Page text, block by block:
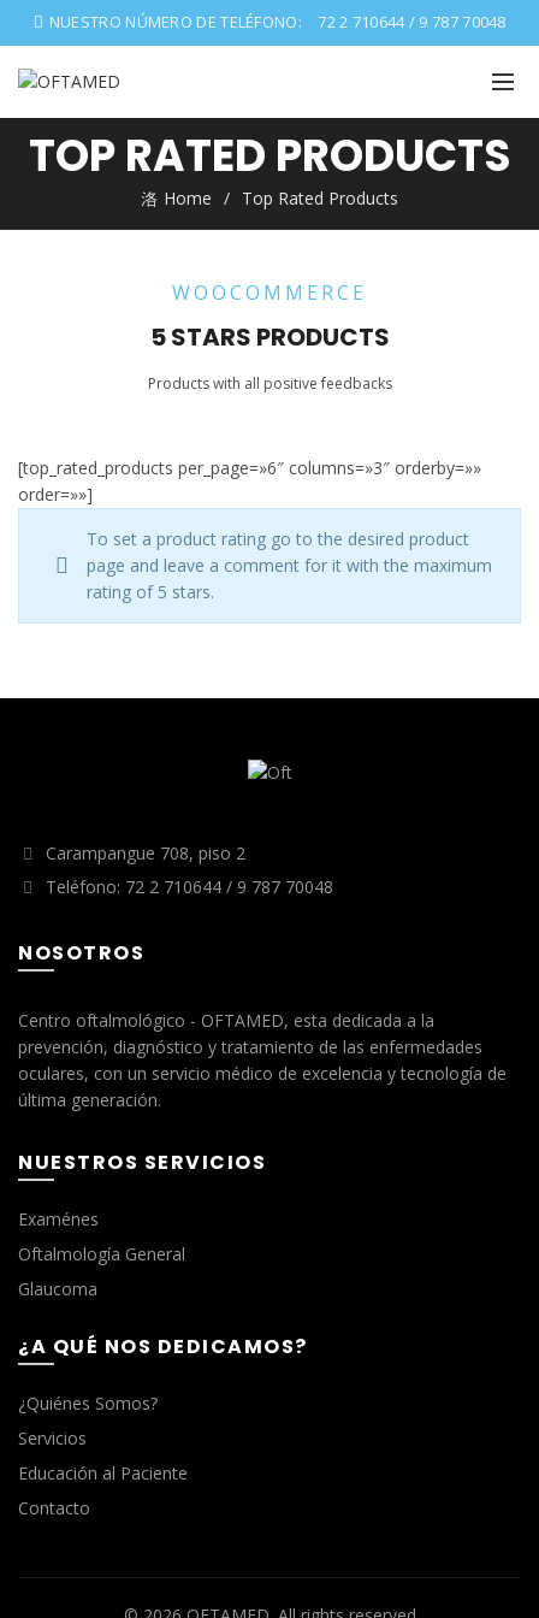
NUESTRO NÚMERO DE TELÉFONO: 72 2 710644 / 9 787 70048
TOP RATED PRODUCTS
Home Top Rated Products
WOOCOMMERCE
5 STARS PRODUCTS
Products with all positive feedbacks
[top_rated_products per_page=»6″ columns=»3″ orderby=»»
order=»»]
To set a product rating go to the desired product
page and leave a comment for it with the maximum
rating of 5 stars.
Carampangue 708, piso 2
Teléfono: 72 2 710644 / 9 787 70048
NOSOTROS
Centro oftalmológico - OFTAMED, esta dedicada a la
prevención, diagnóstico y tratamiento de las enfermedades
oculares, con un servicio médico de excelencia y tecnología de
última generación.
NUESTROS SERVICIOS
Examénes
Oftalmología General
Glaucoma
¿A QUÉ NOS DEDICAMOS?
¿Quiénes Somos?
Servicios
Educación al Paciente
Contacto